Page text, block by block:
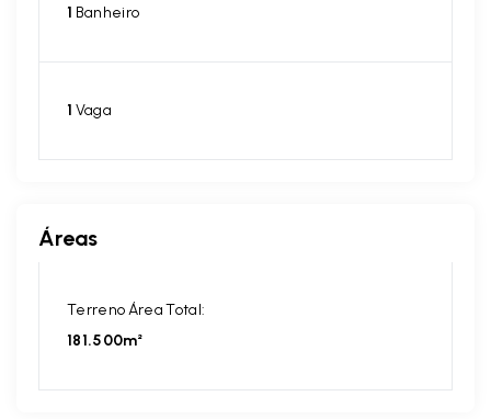
1 Banheiro
1 Vaga
Áreas
Terreno Área Total:
181.500m²